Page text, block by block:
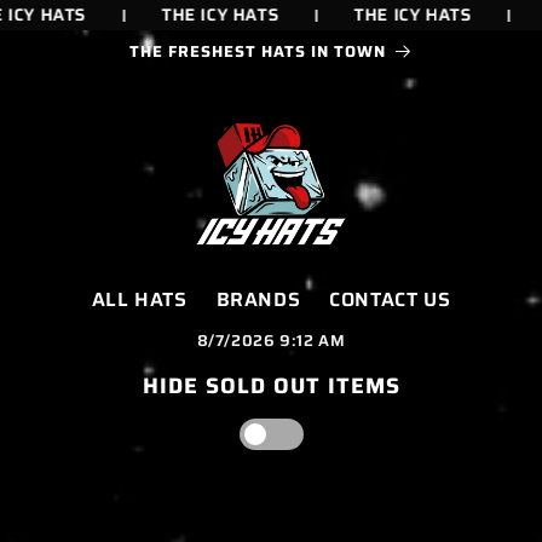
THE ICY HATS THE ICY HATS THE
THE FRESHEST HATS IN TOWN
ALL HATS BRANDS CONTACT US
8/7/2026 9:12 AM
HIDE SOLD OUT ITEMS